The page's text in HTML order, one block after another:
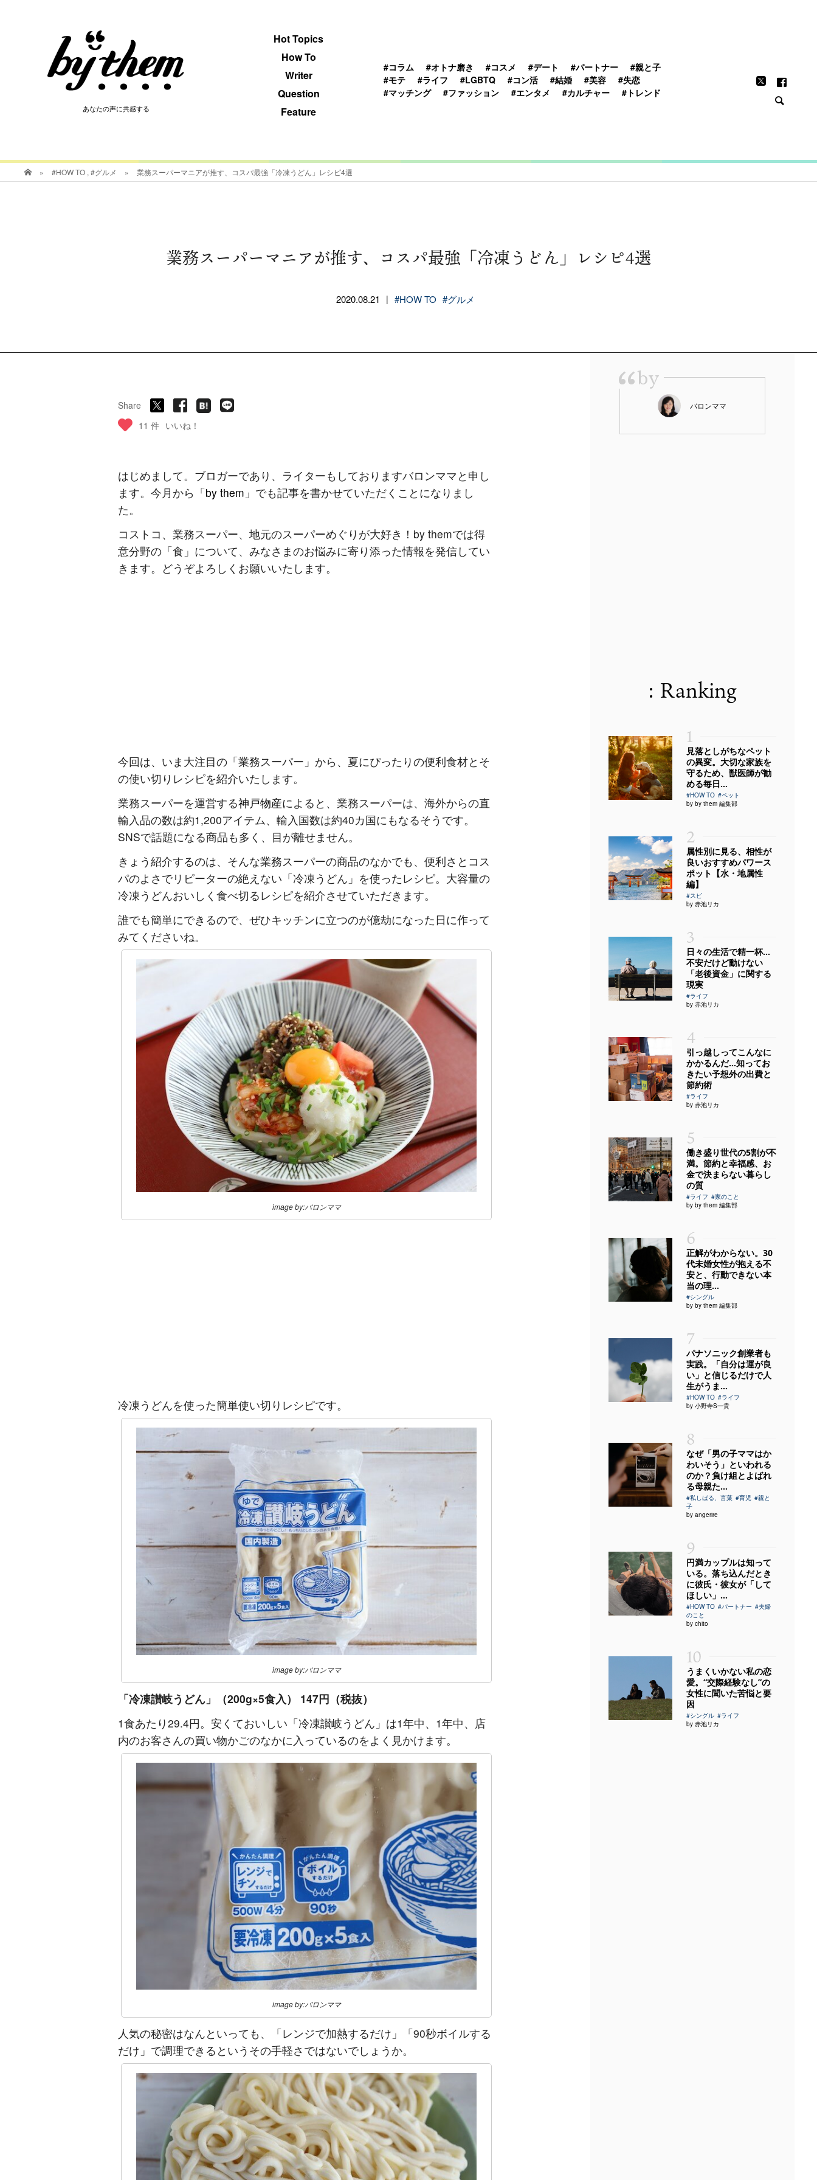
あなたの声に共感する
Hot Topics
How To
Writer
Question
Feature
#コラム #オトナ磨き #コスメ #デート #パートナー
#親と子
#モテ
#ライフ #LGBTQ #コン活 #結婚 #美容
#失恋
#マッチング
#ファッション #エンタメ #カルチャー #トレンド
あなたの声に共感する
» #HOW TO , #グルメ » 業務スーパーマニアが推す、コスパ最強「冷凍うどん」レシピ4選
業務スーパーマニアが推す、コスパ最強「冷凍うどん」レシピ4選
2020.08.21 | #HOW TO #グルメ
Share
11 件 いいね！
はじめまして。ブロガーであり、ライターもしておりますバロンママと申し
ます。今月から「by them 」でも記事を書かせていただくことになりまし
た。
コストコ、業務スーパー、地元のスーパーめぐりが大好き！by themでは得
意分野の「食」について、みなさまのお悩みに寄り添った情報を発信してい
きます。どうぞよろしくお願いいたします。
今回は、いま大注目の「業務スーパー」から、夏にぴったりの便利食材とそ
の使い切りレシピを紹介いたします。
業務スーパーを運営する神戸物産によると、業務スーパーは、海外からの直
輸入品の数は約1,200アイテム、輸入国数は約40カ国にもなるそうです。
SNSで話題になる商品も多く、目が離せません。
きょう紹介するのは、そんな業務スーパーの商品のなかでも、便利さとコス
パのよさでリピーターの絶えない「冷凍うどん」を使ったレシピ。大容量の
冷凍うどんおいしく食べ切るレシピを紹介させていただきます。
誰でも簡単にできるので、ぜひキッチンに立つのが億劫になった日に作って
みてくださいね。
image by:バロンママ
冷凍うどんを使った簡単使い切りレシピです。
image by:バロンママ
「冷凍讃岐うどん」（200g×5食入） 147円（税抜）
1食あたり29.4円。安くておいしい「冷凍讃岐うどん」は1年中、1年中、店
内のお客さんの買い物かごのなかに入っているのをよく見かけます。
image by:バロンママ
人気の秘密はなんといっても、「レンジで加熱するだけ」「90秒ボイルする
だけ」で調理できるというその手軽さではないでしょうか。
“by
バロンママ
: Ranking
1
見落としがちなペット
の異変。大切な家族を
守るため、獣医師が勧
める毎日...
#HOW TO #ペット
by by them 編集部
2
属性別に見る、相性が
良いおすすめパワース
ポット【水・地属性
編】
#スピ
by 赤池リカ
3
日々の生活で精一杯…
不安だけど動けない
「老後資金」に関する
現実
#ライフ
by 赤池リカ
4
引っ越しってこんなに
かかるんだ…知ってお
きたい予想外の出費と
節約術
#ライフ
by 赤池リカ
5
働き盛り世代の5割が不
満。節約と幸福感、お
金で決まらない暮らし
の質
#ライフ #家のこと
by by them 編集部
6
正解がわからない。30
代未婚女性が抱える不
安と、行動できない本
当の理...
#シングル
by by them 編集部
7
パナソニック創業者も
実践。「自分は運が良
い」と信じるだけで人
生がうま...
#HOW TO #ライフ
by 小野寺S一貴
8
なぜ「男の子ママはか
わいそう」といわれる
のか？負け組とよばれ
る母親た...
#私しばる、言葉 #育児 #親と
子
by angerire
9
円満カップルは知って
いる。落ち込んだとき
に彼氏・彼女が「して
ほしい」...
#HOW TO #パートナー #夫婦
のこと
by chito
10
うまくいかない私の恋
愛。“交際経験なし”の
女性に聞いた苦悩と要
因
#シングル #ライフ
by 赤池リカ